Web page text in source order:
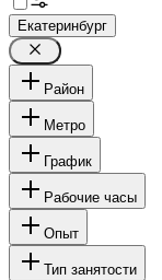
Екатеринбург
Район
Метро
График
Рабочие часы
Опыт
Тип занятости